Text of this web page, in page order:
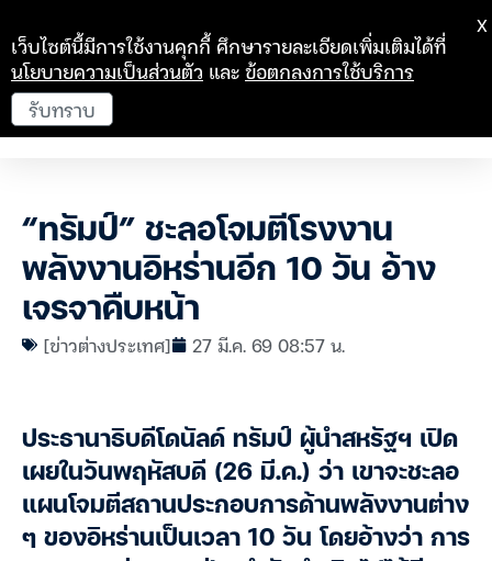
“ทรัมป์” ชะลอโจมตีโรงงาน
พลังงานอิหร่านอีก 10 วัน อ้าง
เจรจาคืบหน้า
[ข่าวต่างประเทศ] 27 มี.ค. 69 08:57 น.
ประธานาธิบดีโดนัลด์ ทรัมป์ ผู้นำสหรัฐฯ เปิด
เผยในวันพฤหัสบดี (26 มี.ค.) ว่า เขาจะชะลอ
แผนโจมตีสถานประกอบการด้านพลังงานต่าง
ๆ ของอิหร่านเป็นเวลา 10 วัน โดยอ้างว่า การ
เว็บไซต์นี้มีการใช้งานคุกกี้ ศึกษารายละเอียดเพิ่มเติมได้ที่
นโยบายความเป็นส่วนตัว และข้อตกลงการใช้บริการ
รับทราบ
X